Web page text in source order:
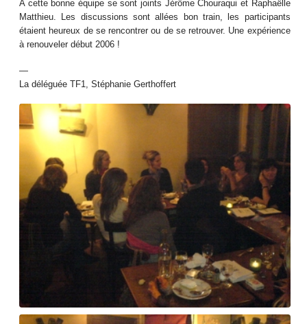
A cette bonne équipe se sont joints Jérôme Chouraqui et Raphaëlle
Matthieu. Les discussions sont allées bon train, les participants
étaient heureux de se rencontrer ou de se retrouver. Une expérience
à renouveler début 2006 !
—
La déléguée TF1, Stéphanie Gerthoffert